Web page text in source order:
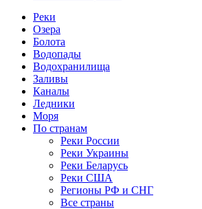
Реки
Озера
Болота
Водопады
Водохранилища
Заливы
Каналы
Ледники
Моря
По странам
Реки России
Реки Украины
Реки Беларусь
Реки США
Регионы РФ и СНГ
Все страны